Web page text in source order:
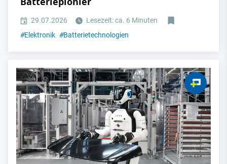
29.07.2026
Lesezeit: ca. 6 Minuten
#Elektronik #Batterietechnologien